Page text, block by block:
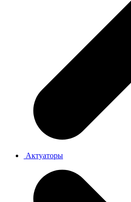
Актуаторы